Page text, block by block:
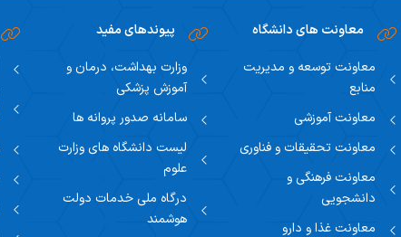
معاونت های دانشگاه
معاونت توسعه و مدیریت
منابع
معاونت آموزشی
معاونت تحقیقات و فناوری
معاونت فرهنگی و
دانشجویی
معاونت غذا و دارو
پیوندهای مفید
وزارت بهداشت، درمان و
آموزش پزشکی
سامانه صدور پروانه ها
لیست دانشگاه های وزارت
علوم
درگاه ملی خدمات دولت
هوشمند